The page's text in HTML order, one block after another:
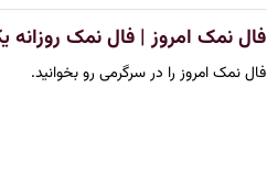
فال نمک امروز | فال نمک روزانه یکشنبه 20
فال نمک امروز را در سرگرمی رو بخوانید.